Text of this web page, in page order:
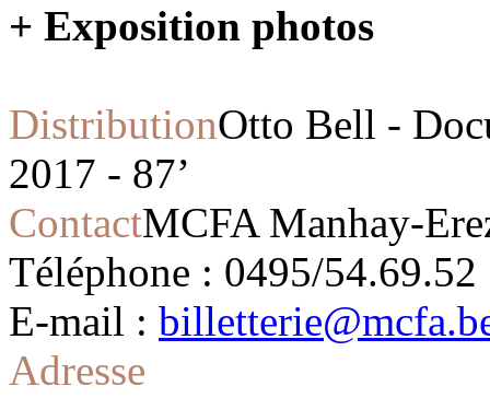
+ Exposition photos
DistributionOtto Bell -
2017 - 87’
ContactMCFA Manhay-
Téléphone : 0495/54.69.52
E-mail :
Adresse